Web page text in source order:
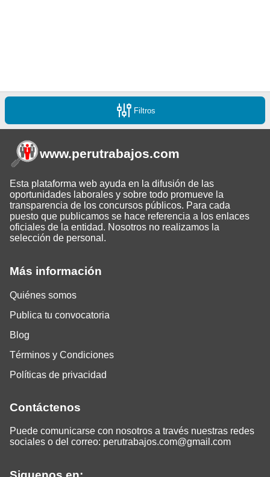
Filtros
Más información
Quiénes somos
Publica tu convocatoria
Blog
Términos y Condiciones
Políticas de privacidad
Contáctenos
Puede comunicarse con nosotros a través nuestras redes
sociales o del correo: perutrabajos.com@gmail.com
www.perutrabajos.com
Esta plataforma web ayuda en la difusión de las
oportunidades laborales y sobre todo promueve la
transparencia de los concursos públicos. Para cada
puesto que publicamos se hace referencia a los enlaces
oficiales de la entidad. Nosotros no realizamos la
selección de personal.